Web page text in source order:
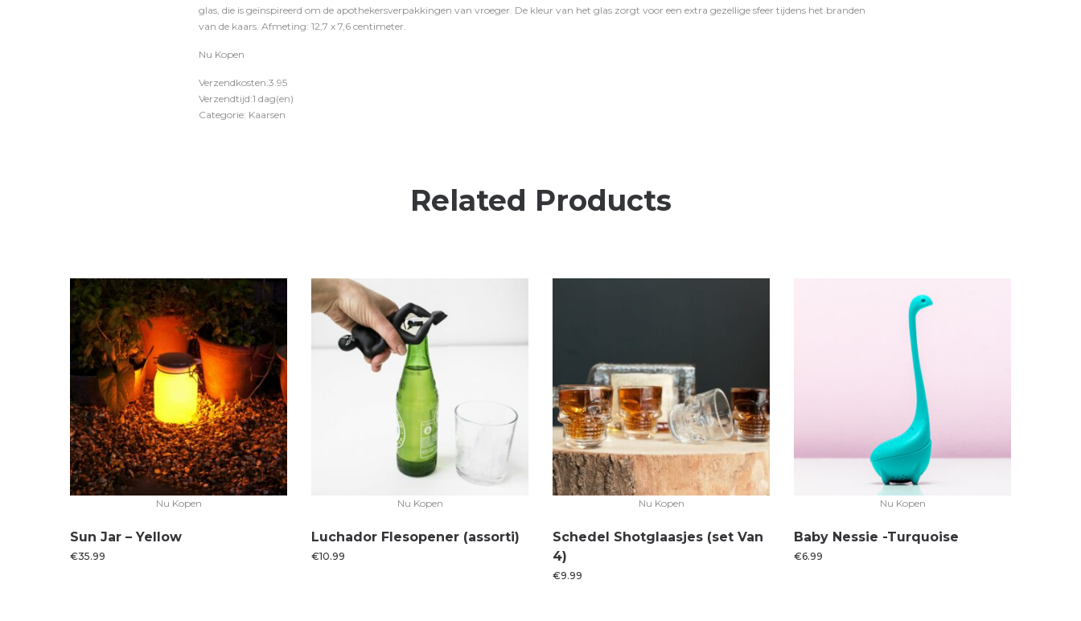
glas, die is geïnspireerd om de apothekersverpakkingen van vroeger. De kleur van het glas zorgt voor een extra gezellige sfeer tijdens het branden
van de kaars. Afmeting: 12,7 x 7,6 centimeter.
Nu Kopen
Verzendkosten:3.95
Verzendtijd:1 dag(en)
Categorie: Kaarsen
Related Products
Nu Kopen
Sun Jar – Yellow
€35.99
Nu Kopen
Luchador Flesopener (assorti)
€10.99
Nu Kopen
Schedel Shotglaasjes (set Van
4)
€9.99
Nu Kopen
Baby Nessie -Turquoise
€6.99